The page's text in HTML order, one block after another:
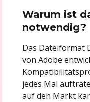
Warum ist
notwendig?
Das Dateiformat
von Adobe
jedes Mal
auf den Markt